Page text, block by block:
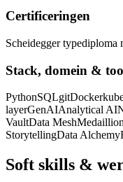
Certificeringen
Scheidegger typediploma
Stack, domein &
PythonSQLgitDocker
layerGenAIAnalytical AI
VaultData Mesh
StorytellingData Alchemy
Soft skills &